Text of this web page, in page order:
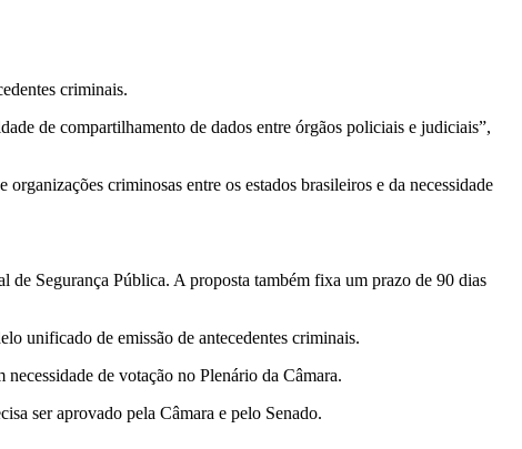
criminais.
de compartilhamento de dados entre órgãos policiais e judiciais”,
criminosas entre os estados brasileiros e da necessidade
de Segurança Pública. A proposta também fixa um prazo de 90 dias
unificado de emissão de antecedentes criminais.
de votação no Plenário da Câmara.
ser aprovado pela Câmara e pelo Senado.